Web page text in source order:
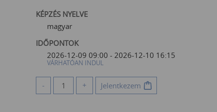
KÉPZÉS NYELVE
magyar
IDŐPONTOK
2026-12-09 09:00 - 2026-12-10 16:15
VÁRHATÓAN INDUL
- + Jelentkezem